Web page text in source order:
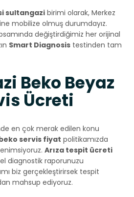
sultangazi birimi olarak, Merkez
mobilize olmuş durumdayız.
değiştirdiğimiz her orijinal
Smart Diagnosis testinden tam
Beko Beyaz
Ücreti
en çok merak edilen konu
servis fiyat politikamızda
Arıza tespit ücreti
diagnostik raporunuzu
biz gerçekleştirirsek tespit
mahsup ediyoruz.